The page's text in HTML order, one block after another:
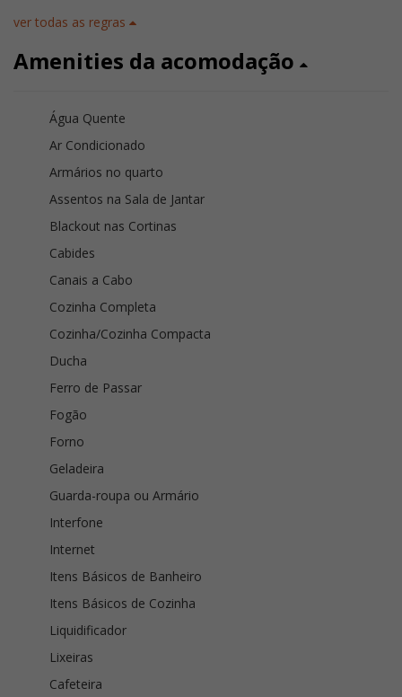
ver todas as regras
Amenities da acomodação
Água Quente
Ar Condicionado
Armários no quarto
Assentos na Sala de Jantar
Blackout nas Cortinas
Cabides
Canais a Cabo
Cozinha Completa
Cozinha/Cozinha Compacta
Ducha
Ferro de Passar
Fogão
Forno
Geladeira
Guarda-roupa ou Armário
Interfone
Internet
Itens Básicos de Banheiro
Itens Básicos de Cozinha
Liquidificador
Lixeiras
Cafeteira